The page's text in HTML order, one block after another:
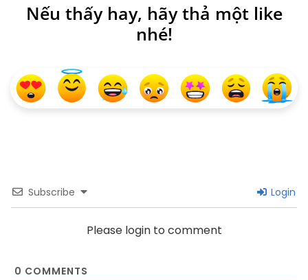
Nếu thấy hay, hãy thả một like
nhé!
Subscribe Login
Please login to comment
0 COMMENTS